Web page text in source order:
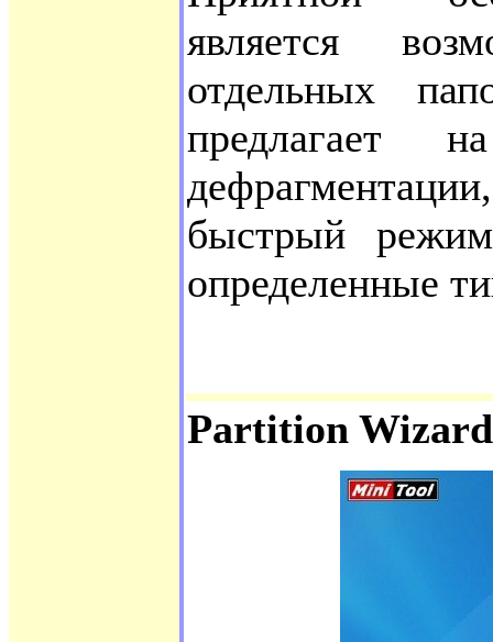
является
отдельных
предлагает
быстрый
определенные
Partition